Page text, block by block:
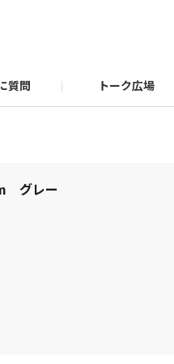
質問 トーク広場
グレー